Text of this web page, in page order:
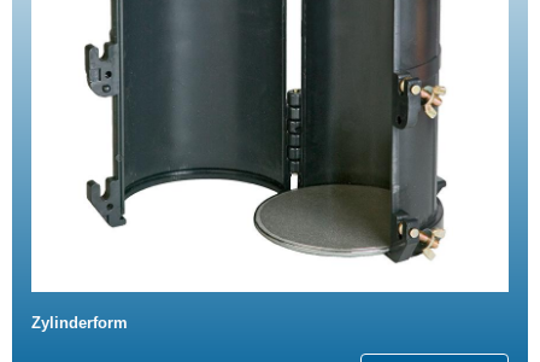
Zylinderform